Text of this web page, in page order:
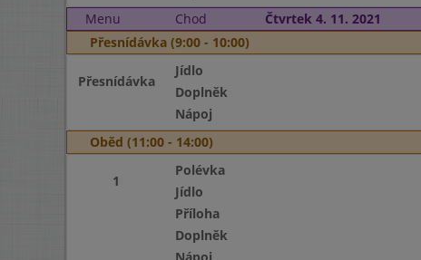
Menu
Chod Čtvrtek 4. 11. 2021
Přesnídávka (9:00 - 10:00)
Přesnídávka
Jídlo
Doplněk
Nápoj
Oběd (11:00 - 14:00)
1
Polévka
Jídlo
Příloha
Doplněk